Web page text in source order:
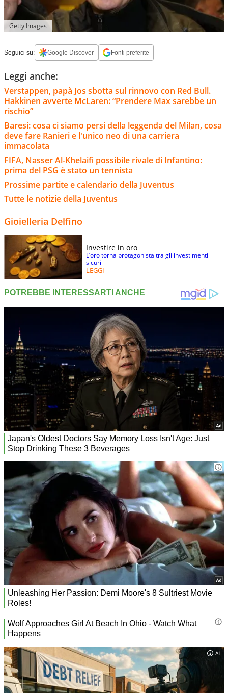
Getty Images
Seguici su: Google Discover Fonti preferite
Leggi anche:
Verstappen, papà Jos sbotta sul rinnovo con Red Bull.
Hakkinen avverte McLaren: “Prendere Max sarebbe un
rischio”
Baresi: cosa ci siamo persi della leggenda del Milan, cosa
deve fare Ranieri e l'unico neo di una carriera
immacolata
FIFA, Nasser Al-Khelaifi possibile rivale di Infantino:
prima del PSG è stato un tennista
Prossime partite e calendario della Juventus
Tutte le notizie della Juventus
Gioielleria Delfino
Investire in oro
L’oro torna protagonista tra gli investimenti
sicuri
LEGGI